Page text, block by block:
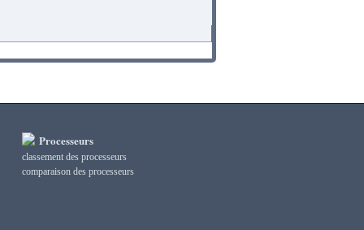
Processeurs
classement des processeurs
сomparaison des processeurs